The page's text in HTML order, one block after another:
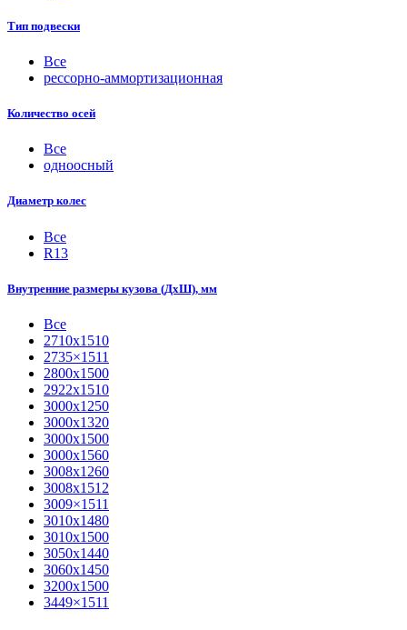
Тип подвески
Все
рессорно-аммортизационная
Количество осей
Все
одноосный
Диаметр колес
Все
R13
Внутренние размеры кузова (ДхШ), мм
Все
2710х1510
2735×1511
2800х1500
2922х1510
3000х1250
3000х1320
3000х1500
3000х1560
3008х1260
3008х1512
3009×1511
3010х1480
3010х1500
3050х1440
3060х1450
3200х1500
3449×1511